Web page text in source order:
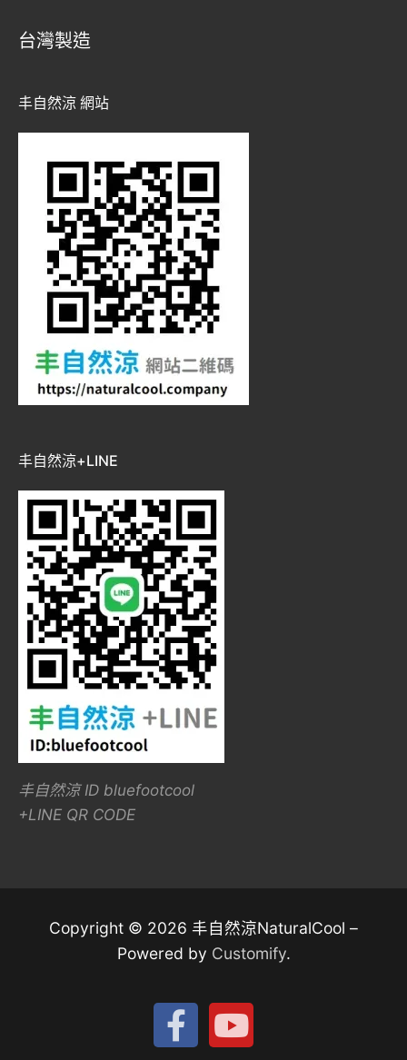
台灣製造
丰自然涼 網站
丰自然涼+LINE
丰自然涼 ID bluefootcool
+LINE QR CODE
Copyright © 2026 丰自然涼NaturalCool –
Powered by Customify.